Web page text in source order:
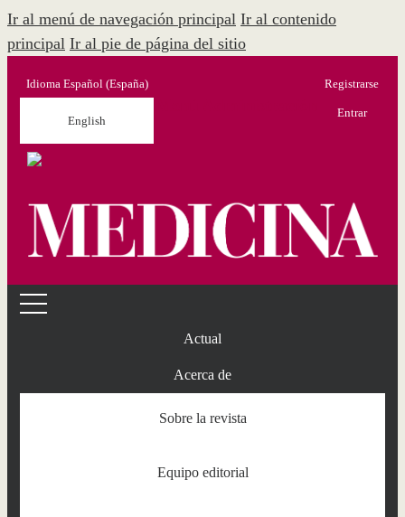
Ir al menú de navegación principal Ir al contenido
principal Ir al pie de página del sitio
Idioma Español (España)
English
Registrarse
Entrar
Actual
Acerca de
Sobre la revista
Equipo editorial